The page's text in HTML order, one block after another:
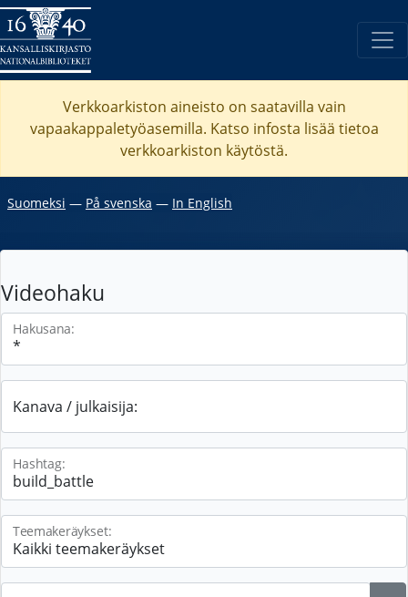
Verkkoarkiston aineisto on saatavilla vain
vapaakappaletyöasemilla. Katso infosta lisää tietoa
verkkoarkiston käytöstä.
Suomeksi ― På svenska ― In English
Videohaku
Hakusana:
Kanava / julkaisija:
Hashtag:
Teemakeräykset: